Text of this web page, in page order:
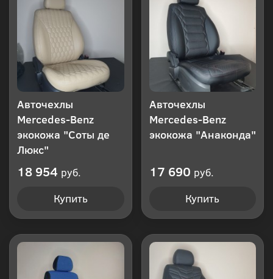
Авточехлы
Mercedes-Benz
экокожа "Соты де
Люкс"
18 954 руб.
Купить
Авточехлы
Mercedes-Benz
экокожа "Анаконда"
17 690 руб.
Купить